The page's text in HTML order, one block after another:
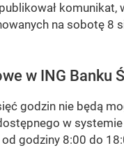
komunikat,
na sobotę 8
w ING Banku
godzin nie będą
w
godziny 8:00 do